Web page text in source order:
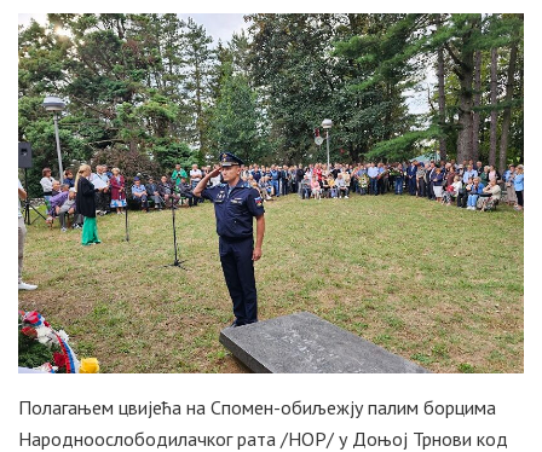
Полагањем цвијећа на Спомен-обиљежју палим борцима
Народноослободилачког рата /НОР/ у Доњој Трнови код